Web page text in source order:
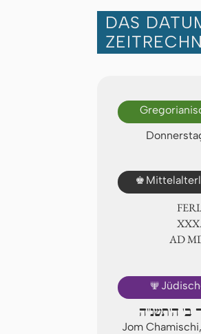
DAS
♚
AD
🕎
ב' ה'תשנ"ה
Jom